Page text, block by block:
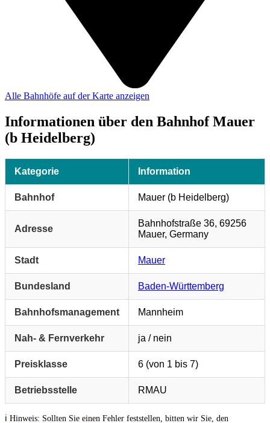
Alle Bahnhöfe auf der Karte anzeigen
Informationen über den Bahnhof Mauer
(b Heidelberg)
Kategorie Information
Bahnhof Mauer (b Heidelberg)
Adresse
Bahnhofstraße 36, 69256
Mauer, Germany
Stadt Mauer
Bundesland Baden-Württemberg
Bahnhofsmanagement Mannheim
Nah- & Fernverkehr ja / nein
Preisklasse 6 (von 1 bis 7)
Betriebsstelle RMAU
ℹ️ Hinweis: Sollten Sie einen Fehler feststellen, bitten wir Sie, den